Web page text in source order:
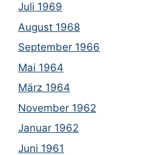
Juli 1969
August 1968
September 1966
Mai 1964
März 1964
November 1962
Januar 1962
Juni 1961